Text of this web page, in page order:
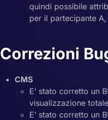
quindi possibile
per il partecipante
Correzioni
CMS
E’ stato corretto un
visualizzazione
E’ stato corretto un